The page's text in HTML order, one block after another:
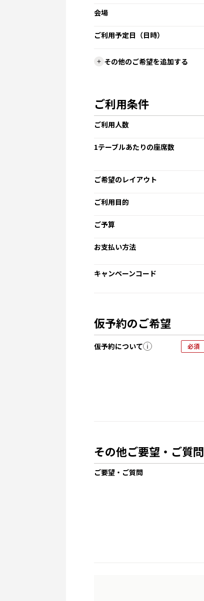
会場
ご利用予定日（日時）
その他のご希望を追加する
ご利用条件
ご利用人数
1テーブルあたりの座席数
ご希望のレイアウト
ご利用目的
ご予算
お支払い方法
キャンペーンコード
仮予約のご希望
仮予約について i 必須
その他ご要望・ご質問
ご要望・ご質問